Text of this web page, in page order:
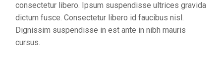
consectetur libero. Ipsum suspendisse ultrices gravida
dictum fusce. Consectetur libero id faucibus nisl.
Dignissim suspendisse in est ante in nibh mauris
cursus.